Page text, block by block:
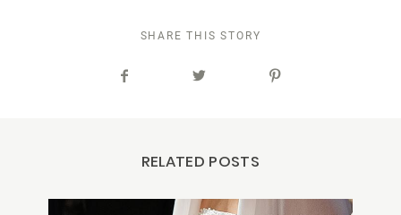
SHARE THIS STORY
RELATED POSTS